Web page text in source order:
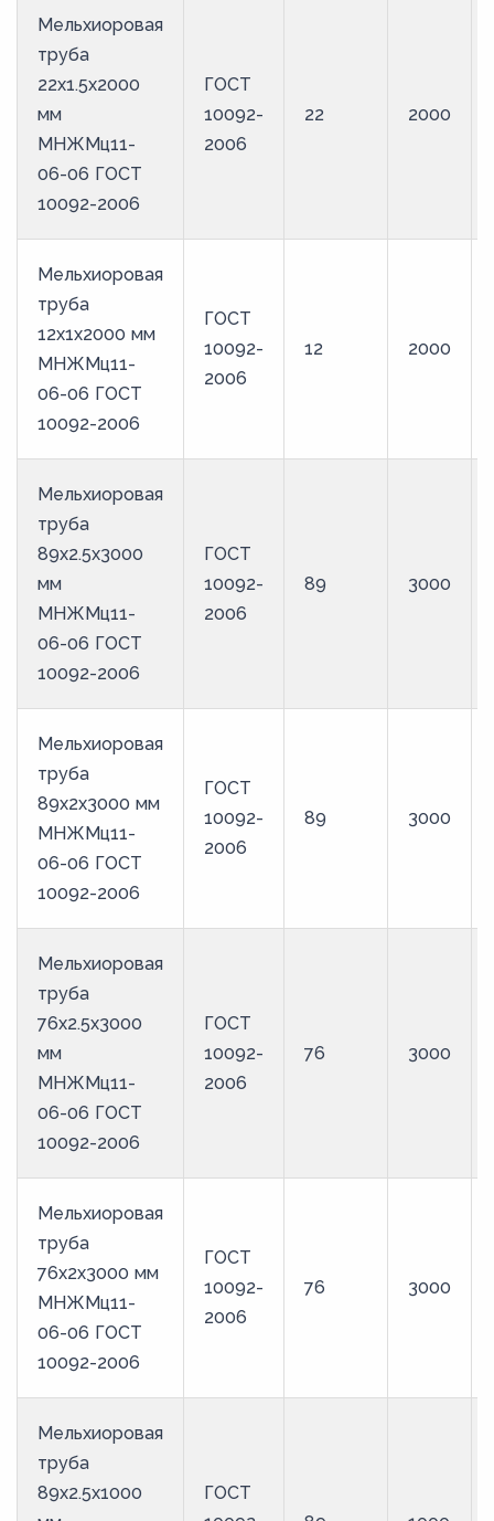
Мельхиоровая
труба
22х1.5х2000
мм
МНЖМц11-
06-06 ГОСТ
10092-2006
ГОСТ
10092-
2006
22 2000
Мельхиоровая
труба
12х1х2000 мм
МНЖМц11-
06-06 ГОСТ
10092-2006
ГОСТ
10092-
2006
12 2000
Мельхиоровая
труба
89х2.5х3000
мм
МНЖМц11-
06-06 ГОСТ
10092-2006
ГОСТ
10092-
2006
89 3000
Мельхиоровая
труба
89х2х3000 мм
МНЖМц11-
06-06 ГОСТ
10092-2006
ГОСТ
10092-
2006
89 3000
Мельхиоровая
труба
76х2.5х3000
мм
МНЖМц11-
06-06 ГОСТ
10092-2006
ГОСТ
10092-
2006
76 3000
Мельхиоровая
труба
76х2х3000 мм
МНЖМц11-
06-06 ГОСТ
10092-2006
ГОСТ
10092-
2006
76 3000
Мельхиоровая
труба
89х2.5х1000
ГОСТ